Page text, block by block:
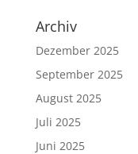
Archiv
Dezember 2025
September 2025
August 2025
Juli 2025
Juni 2025